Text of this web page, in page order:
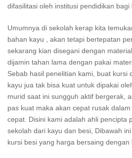
difasilitasi oleh institusi pendidikan bagi
Umumnya di sekolah kerap kita
bahan kayu , akan tetapi bertepatan
sekarang kian disegani dengan
dijamin tahan lama dengan pakai
Sebab hasil penelitian kami, buat kursi
kayu jua tak bisa kuat untuk dipakai
murid saat ini sungguh aktif bergerak,
pas kuat maka akan cepat rusak
cepat. Disini kami adalah ahli pencipta
sekolah dari kayu dan besi, Dibawah
kursi besi yang harga bersaing dengan